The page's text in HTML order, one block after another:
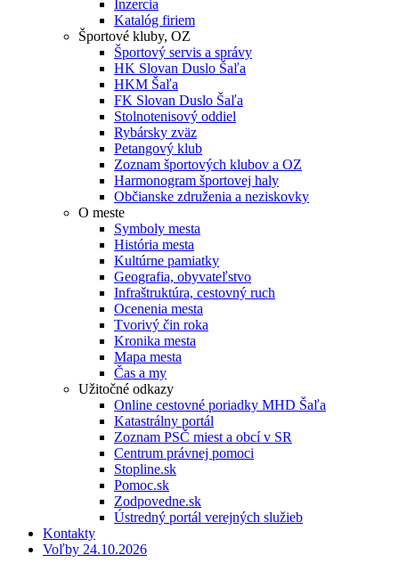
Inzercia
Katalóg firiem
Športové kluby, OZ
Športový servis a správy
HK Slovan Duslo Šaľa
HKM Šaľa
FK Slovan Duslo Šaľa
Stolnotenisový oddiel
Rybársky zväz
Petangový klub
Zoznam športových klubov a OZ
Harmonogram športovej haly
Občianske združenia a neziskovky
O meste
Symboly mesta
História mesta
Kultúrne pamiatky
Geografia, obyvateľstvo
Infraštruktúra, cestovný ruch
Ocenenia mesta
Tvorivý čin roka
Kronika mesta
Mapa mesta
Čas a my
Užitočné odkazy
Online cestovné poriadky MHD Šaľa
Katastrálny portál
Zoznam PSČ miest a obcí v SR
Centrum právnej pomoci
Stopline.sk
Pomoc.sk
Zodpovedne.sk
Ústredný portál verejných služieb
Kontakty
Voľby 24.10.2026